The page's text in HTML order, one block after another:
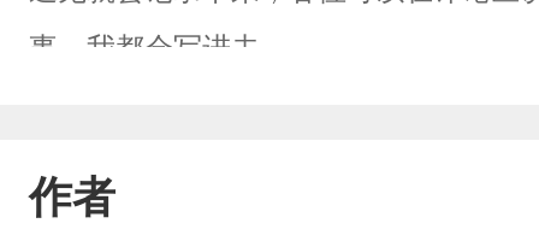
事，我都会写进去……
作者